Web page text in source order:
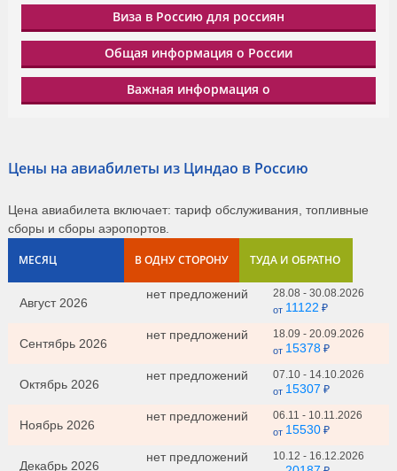
Виза в Россию для россиян
Общая информация о России
Важная информация о
Цены на авиабилеты из Циндао в Россию
Цена авиабилета включает: тариф обслуживания, топливные
сборы и сборы аэропортов.
МЕСЯЦ В ОДНУ СТОРОНУ ТУДА И ОБРАТНО
Август 2026
нет предложений 28.08 - 30.08.2026
от 11122 ₽
Сентябрь 2026
нет предложений 18.09 - 20.09.2026
от 15378 ₽
Октябрь 2026
нет предложений 07.10 - 14.10.2026
от 15307 ₽
Ноябрь 2026
нет предложений 06.11 - 10.11.2026
от 15530 ₽
Декабрь 2026
нет предложений 10.12 - 16.12.2026